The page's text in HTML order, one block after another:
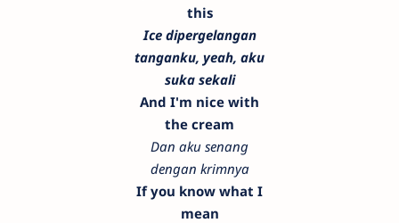
this
Ice dipergelangan
tanganku, yeah, aku
suka sekali
And I'm nice with
the cream
Dan aku senang
dengan krimnya
If you know what I
mean